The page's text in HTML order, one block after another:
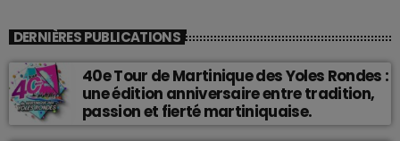
DERNIÈRES PUBLICATIONS
40e Tour de Martinique des Yoles Rondes :
une édition anniversaire entre tradition,
passion et fierté martiniquaise.